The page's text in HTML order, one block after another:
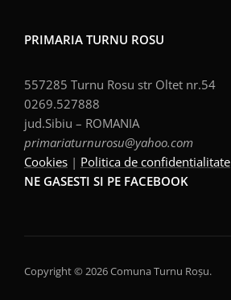
PRIMARIA TURNU ROSU
557285 Turnu Rosu str Oltet nr.54
0269.527888
jud.Sibiu – ROMANIA
primariaturnurosu@yahoo.com
Cookies | Politica de confidentialitate
NE GASESTI SI PE FACEBOOK
Copyright © 2026 Comuna Turnu Roșu.